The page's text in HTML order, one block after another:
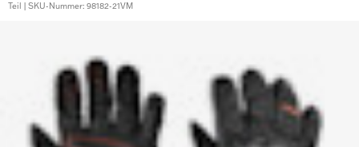
Teil | SKU-Nummer: 98182-21VM